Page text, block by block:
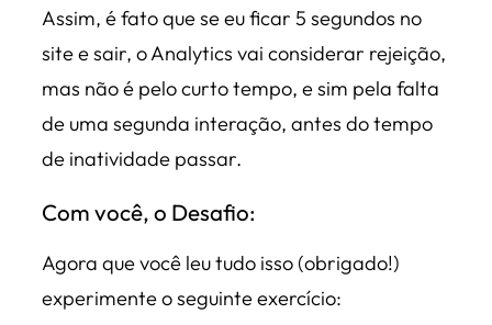
Assim, é fato que se eu ficar 5 segundos no
site e sair, o Analytics vai considerar rejeição,
mas não é pelo curto tempo, e sim pela falta
de uma segunda interação, antes do tempo
de inatividade passar.
Com você, o Desafio:
Agora que você leu tudo isso (obrigado!)
experimente o seguinte exercício: